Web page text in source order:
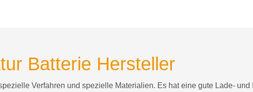
Batterie Hersteller
Verfahren und spezielle Materialien. Es hat eine gute Lade-